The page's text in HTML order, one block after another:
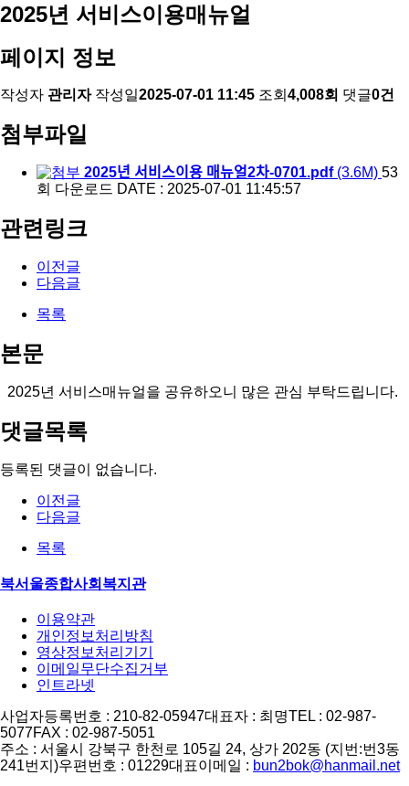
2025년 서비스이용매뉴얼
페이지 정보
작성자 관리자 작성일2025-07-01 11:45 조회 4,008회 댓글0건
첨부파일
2025년 서비스이용 매뉴얼2차-0701.pdf(3.6M) 53
회 다운로드 DATE : 2025-07-01 11:45:57
관련링크
이전글
다음글
목록
본문
2025년 서비스매뉴얼을 공유하오니 많은 관심 부탁드립니다.
댓글목록
등록된 댓글이 없습니다.
이전글
다음글
목록
북서울종합사회복지관
이용약관
개인정보처리방침
영상정보처리기기
이메일무단수집거부
인트라넷
사업자등록번호 : 210-82-05947대표자 : 최명TEL : 02-987-
5077FAX : 02-987-5051
주소 : 서울시 강북구 한천로 105길 24, 상가 202동 (지번:번3동
241번지)우편번호 : 01229대표이메일 : bun2bok@hanmail.net